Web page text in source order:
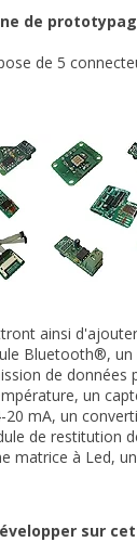
de
de 5
ainsi
Bluetooth®, un
de
un
mA, un
de restitution
matrice à Led,
sur